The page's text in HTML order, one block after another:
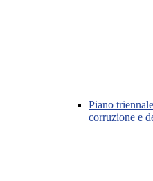
Piano
corruzione e